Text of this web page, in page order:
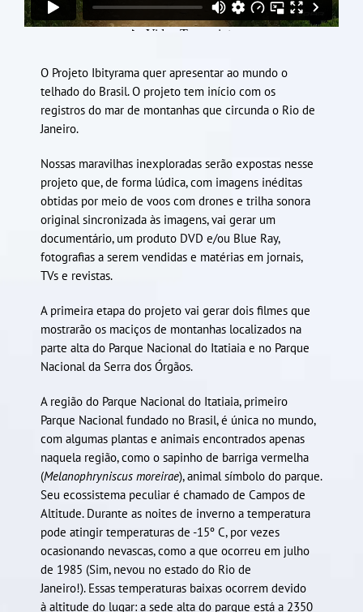
O Projeto Ibityrama quer apresentar ao mundo o
telhado do Brasil. O projeto tem início com os
registros do mar de montanhas que circunda o Rio de
Janeiro.
Nossas maravilhas inexploradas serão expostas nesse
projeto que, de forma lúdica, com imagens inéditas
obtidas por meio de voos com drones e trilha sonora
original sincronizada às imagens, vai gerar um
documentário, um produto DVD e/ou Blue Ray,
fotografias a serem vendidas e matérias em jornais,
TVs e revistas.
A primeira etapa do projeto vai gerar dois filmes que
mostrarão os maciços de montanhas localizados na
parte alta do Parque Nacional do Itatiaia e no Parque
Nacional da Serra dos Órgãos.
A região do Parque Nacional do Itatiaia, primeiro
Parque Nacional fundado no Brasil, é única no mundo,
com algumas plantas e animais encontrados apenas
naquela região, como o sapinho de barriga vermelha
(Melanophryniscus moreirae), animal símbolo do parque.
Seu ecossistema peculiar é chamado de Campos de
Altitude. Durante as noites de inverno a temperatura
pode atingir temperaturas de -15º C, por vezes
ocasionando nevascas, como a que ocorreu em julho
de 1985 (Sim, nevou no estado do Rio de
Janeiro!). Essas temperaturas baixas ocorrem devido
à altitude do lugar: a sede alta do parque está a 2350